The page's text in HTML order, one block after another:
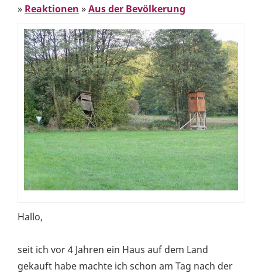
» Reaktionen »Aus der Bevölkerung
Hallo,
seit ich vor 4 Jahren ein Haus auf dem Land
gekauft habe machte ich schon am Tag nach der